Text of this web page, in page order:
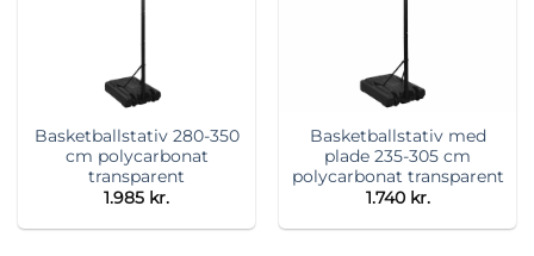
Basketballstativ 280-350
cm polycarbonat
transparent
1.985 kr.
Basketballstativ med
plade 235-305 cm
polycarbonat transparent
1.740 kr.